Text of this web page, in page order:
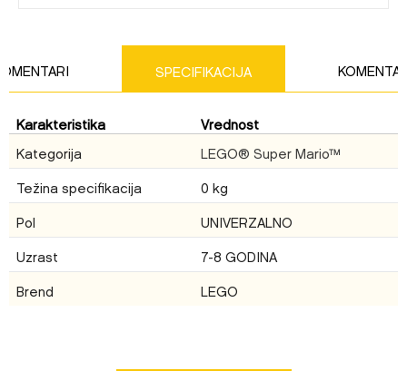
SPECIFIKACIJA
Ime/Nadimak
Email
Poruka
Karakteristika
Vrednost
Kategorija
LEGO® Super Mario™
Težina specifikacija
0 kg
Pol
UNIVERZALNO
Uzrast
7-8 GODINA
Brend
LEGO